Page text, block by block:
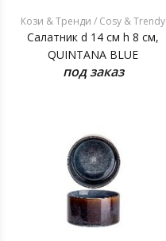
Кози & Тренди / Cosy & Trendy
Салатник d 14 см h 8 см,
QUINTANA BLUE
под заказ